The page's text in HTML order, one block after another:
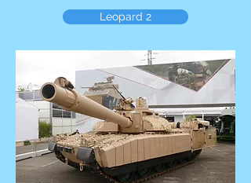
Leopard 2